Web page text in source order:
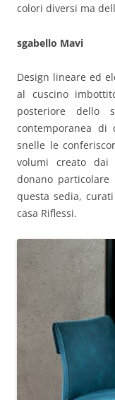
colori diversi ma
sgabello Mavi
Design lineare ed
al cuscino
posteriore dello
contemporanea di
snelle le
volumi creato dai
donano
questa sedia,
casa Riflessi.